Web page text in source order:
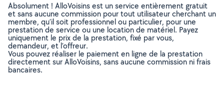
Absolument ! AlloVoisins est un service entièrement gratuit
et sans aucune commission pour tout utilisateur cherchant un
membre, qu’il soit professionnel ou particulier, pour une
prestation de service ou une location de matériel. Payez
uniquement le prix de la prestation, fixé par vous,
demandeur, et l’offreur.
Vous pouvez réaliser le paiement en ligne de la prestation
directement sur AlloVoisins, sans aucune commission ni frais
bancaires.